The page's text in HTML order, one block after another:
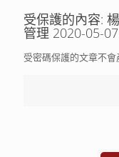
受保護的內容:
管理 2020-05-07
受密碼保護的文章不會